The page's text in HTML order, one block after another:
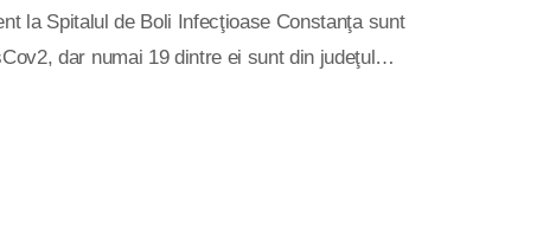
la Spitalul de Boli Infecţioase Constanţa sunt
dar numai 19 dintre ei sunt din judeţul
Pe de altă parte, 17 persoane diagnosticate cu